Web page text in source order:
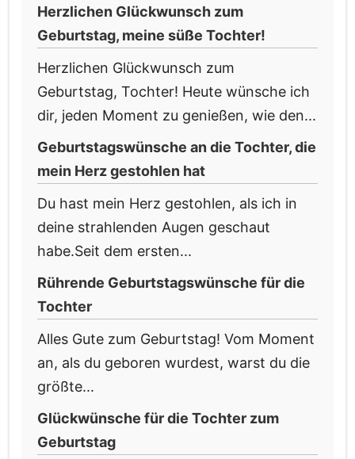
Herzlichen Glückwunsch zum
Geburtstag, meine süße Tochter!
Herzlichen Glückwunsch zum
Geburtstag, Tochter! Heute wünsche ich
dir, jeden Moment zu genießen, wie den...
Geburtstagswünsche an die Tochter, die
mein Herz gestohlen hat
Du hast mein Herz gestohlen, als ich in
deine strahlenden Augen geschaut
habe.Seit dem ersten...
Rührende Geburtstagswünsche für die
Tochter
Alles Gute zum Geburtstag! Vom Moment
an, als du geboren wurdest, warst du die
größte...
Glückwünsche für die Tochter zum
Geburtstag